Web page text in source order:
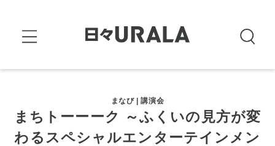
まなび | 講演会
まちトーーーク ～ふくいの見方が変
わるスペシャルエンターテインメン